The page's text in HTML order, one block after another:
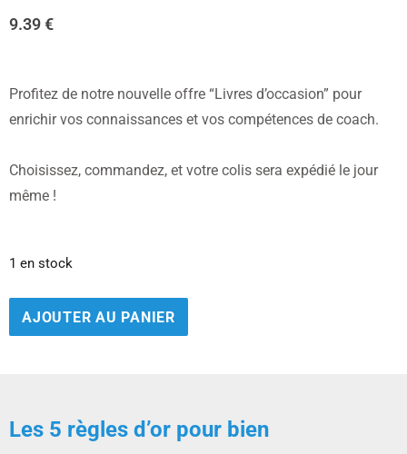
9.39€
Profitez de notre nouvelle offre “Livres d’occasion” pour
enrichir vos connaissances et vos compétences de coach.
Choisissez, commandez, et votre colis sera expédié le jour
même !
1 en stock
AJOUTER AU PANIER
Les 5 règles d’or pour bien